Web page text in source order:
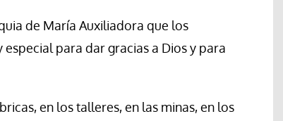
de María Auxiliadora que los
para dar gracias a Dios y para
en los talleres, en las minas, en los